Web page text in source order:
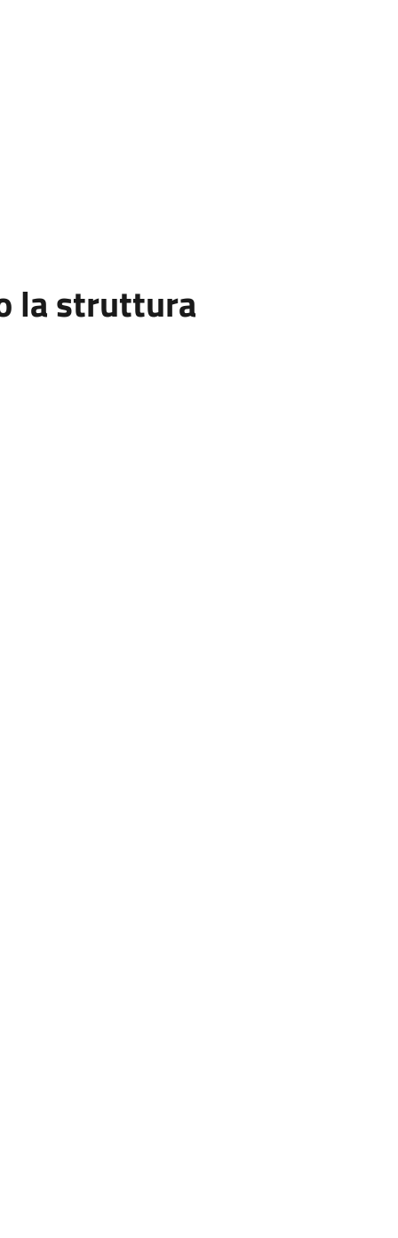
la struttura